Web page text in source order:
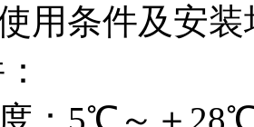
用条件及安
：5℃～＋